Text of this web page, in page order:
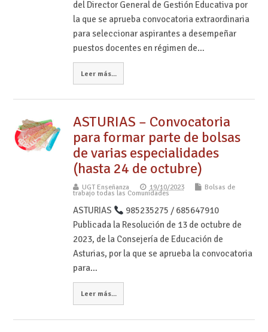
del Director General de Gestión Educativa por
la que se aprueba convocatoria extraordinaria
para seleccionar aspirantes a desempeñar
puestos docentes en régimen de…
Leer más...
ASTURIAS – Convocatoria
para formar parte de bolsas
de varias especialidades
(hasta 24 de octubre)
UGT Enseñanza 19/10/2023 Bolsas de
trabajo todas las Comunidades
ASTURIAS
985235275 / 685647910
Publicada la Resolución de 13 de octubre de
2023, de la Consejería de Educación de
Asturias, por la que se aprueba la convocatoria
para…
Leer más...